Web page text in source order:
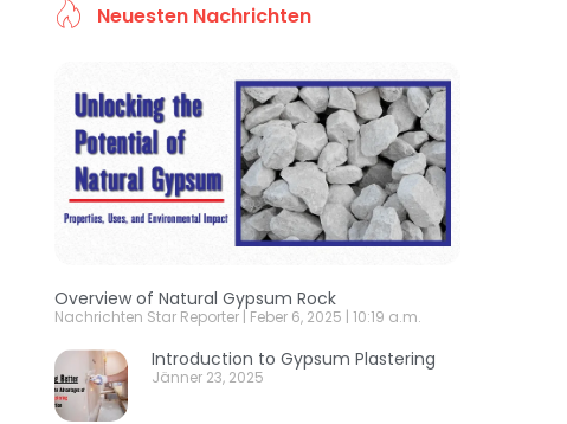
Neuesten Nachrichten
Overview of Natural Gypsum Rock
Nachrichten Star Reporter Feber 6, 2025 10:19 a.m.
Introduction to Gypsum Plastering
Jänner 23, 2025